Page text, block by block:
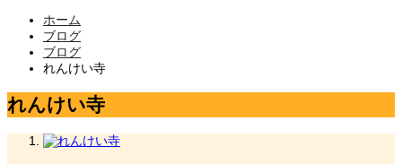
ホーム
ブログ
ブログ
れんけい寺
れんけい寺